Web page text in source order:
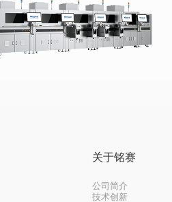
关于铭赛
公司简介
技术创新